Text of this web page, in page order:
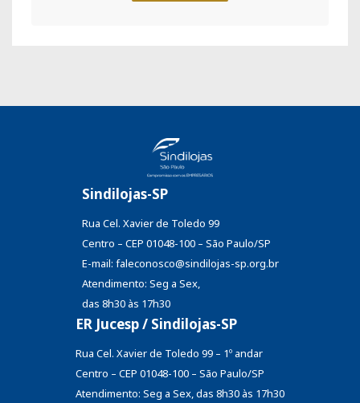
Sindilojas-SP
Rua Cel. Xavier de Toledo 99
Centro – CEP 01048-100 – São Paulo/SP
E-mail: faleconosco@sindilojas-sp.org.br
Atendimento: Seg a Sex,
das 8h30 às 17h30
ER Jucesp / Sindilojas-SP
Rua Cel. Xavier de Toledo 99 – 1º andar
Centro – CEP 01048-100 – São Paulo/SP
Atendimento: Seg a Sex, das 8h30 às 17h30